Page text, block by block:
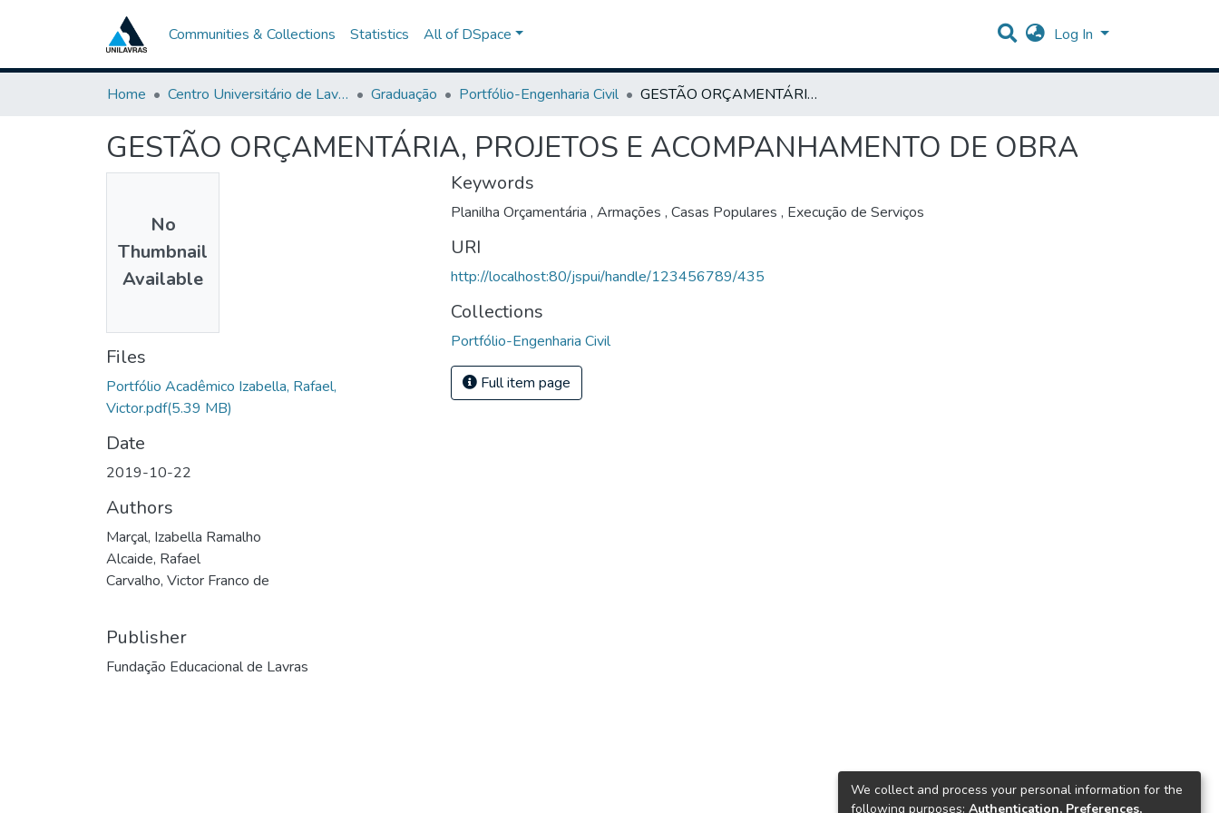
Communities & Collections Statistics All of DSpace Log In
Home Centro Universitário de Lavras-UNILAVRAS Graduação Portfólio-Engenharia Civil GESTÃO ORÇAMENTÁRIA, PROJETOS E ACOMPANHAMENTO DE OBRA
GESTÃO ORÇAMENTÁRIA, PROJETOS E ACOMPANHAMENTO DE OBRA
No
Thumbnail
Available
Files
Portfólio Acadêmico Izabella, Rafael,
Victor.pdf(5.39 MB)
Date
2019-10-22
Authors
Marçal, Izabella Ramalho
Alcaide, Rafael
Carvalho, Victor Franco de
Publisher
Fundação Educacional de Lavras
Keywords
Planilha Orçamentária , Armações , Casas Populares , Execução de Serviços
URI
http://localhost:80/jspui/handle/123456789/435
Collections
Portfólio-Engenharia Civil
Full item page
We collect and process your personal information for the
following purposes: Authentication, Preferences,